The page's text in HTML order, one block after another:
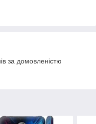
за домовленістю